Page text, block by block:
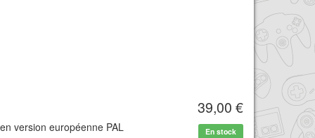
version européenne PAL
39,00 €
En stock